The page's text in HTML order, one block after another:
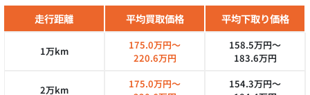
走行距離 平均買取価格 平均下取り価格
1万km
175.0万円～
220.6万円
158.5万円～
183.6万円
2万km
175.0万円～
154.3万円～